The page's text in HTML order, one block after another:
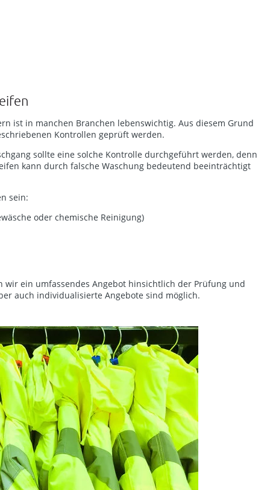
ist in manchen Branchen lebenswichtig. Aus diesem Grund
Kontrollen geprüft werden.
sollte eine solche Kontrolle durchgeführt werden, denn
kann durch falsche Waschung bedeutend beeinträchtigt
sein:
oder chemische Reinigung)
ein umfassendes Angebot hinsichtlich der Prüfung und
auch individualisierte Angebote sind möglich.